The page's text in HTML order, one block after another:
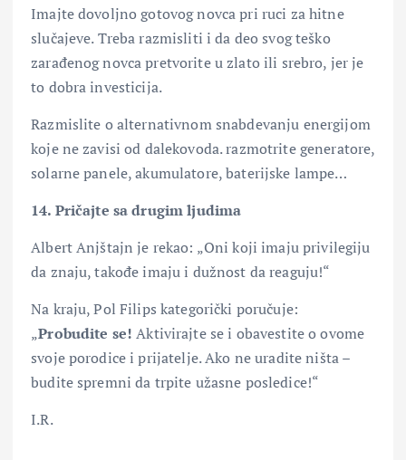
Imajte dovoljno gotovog novca pri ruci za hitne
slučajeve. Treba razmisliti i da deo svog teško
zarađenog novca pretvorite u zlato ili srebro, jer je
to dobra investicija.
Razmislite o alternativnom snabdevanju energijom
koje ne zavisi od dalekovoda. razmotrite generatore,
solarne panele, akumulatore, baterijske lampe…
14. Pričajte sa drugim ljudima
Albert Anjštajn je rekao: „Oni koji imaju privilegiju
da znaju, takođe imaju i dužnost da reaguju!“
Na kraju, Pol Filips kategorički poručuje:
„Probudite se! Aktivirajte se i obavestite o ovome
svoje porodice i prijatelje. Ako ne uradite ništa –
budite spremni da trpite užasne posledice!“
I.R.